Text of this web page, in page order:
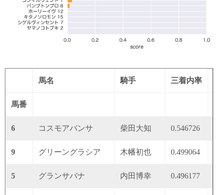
馬名 騎手 三着内率
馬番
6 コスモアバンサ 柴田大知 0.546726
9 グリーングラシア 木幡初也 0.499064
5 グランサバナ 内田博幸 0.496177